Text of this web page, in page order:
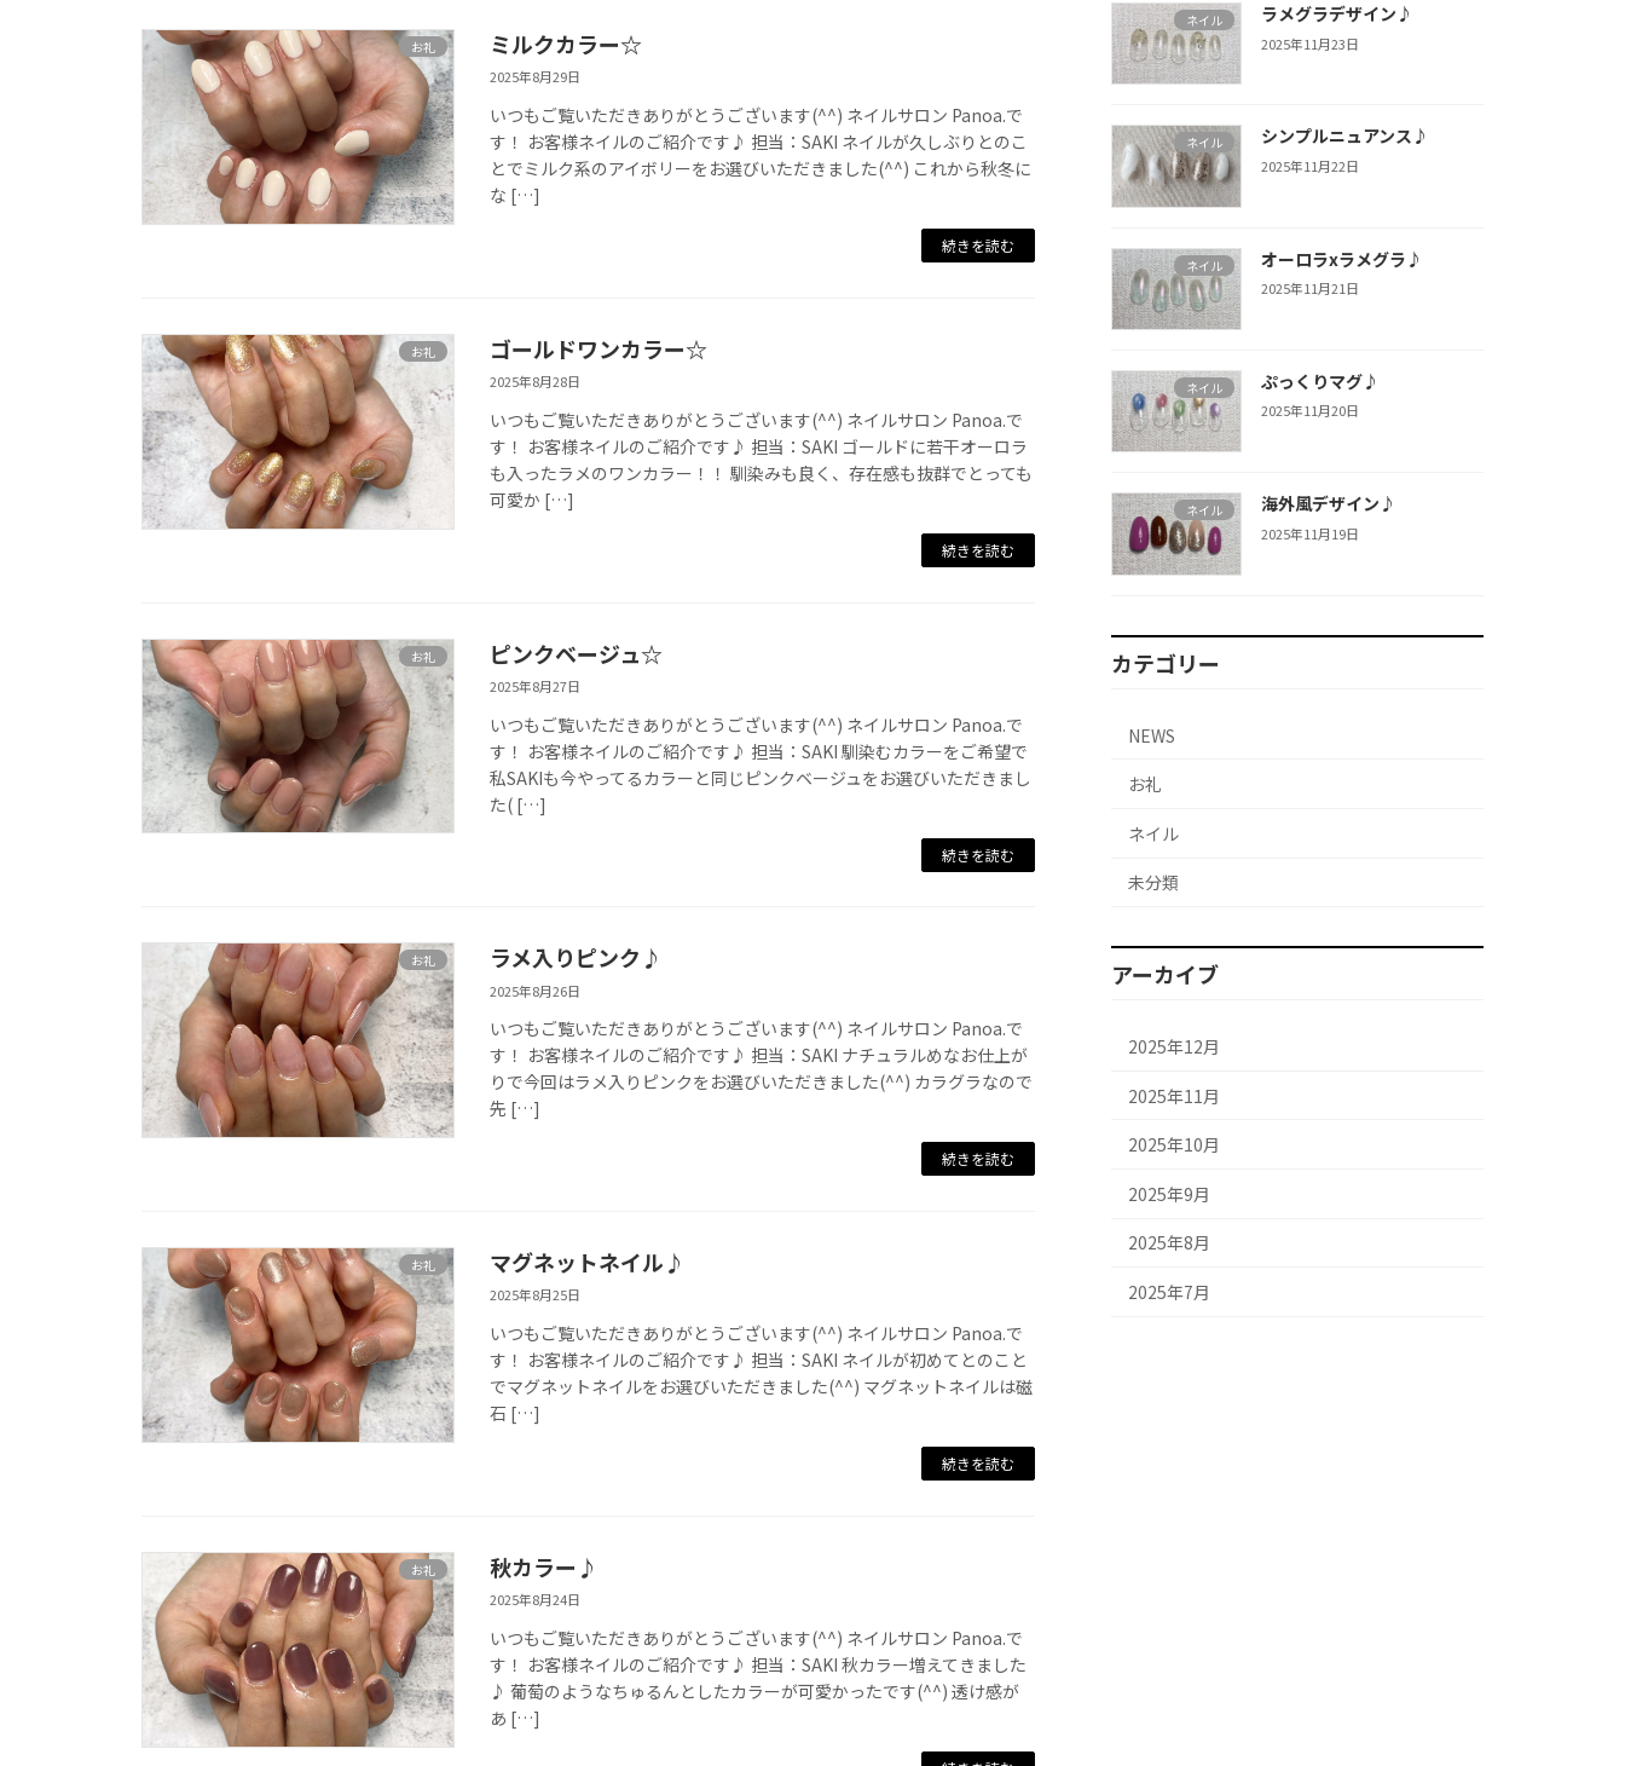
お礼 ミルクカラー☆
2025年8月29日
いつもご覧いただきありがとうございます(^^) ネイルサロン Panoa.で
す！ お客様ネイルのご紹介です♪ 担当：SAKI ネイルが久しぶりとのこ
とでミルク系のアイボリーをお選びいただきました(^^) これから秋冬に
な […]
続きを読む
お礼 ゴールドワンカラー☆
2025年8月28日
いつもご覧いただきありがとうございます(^^) ネイルサロン Panoa.で
す！ お客様ネイルのご紹介です♪ 担当：SAKI ゴールドに若干オーロラ
も入ったラメのワンカラー！！ 馴染みも良く、存在感も抜群でとっても
可愛か […]
続きを読む
お礼 ピンクベージュ☆
2025年8月27日
いつもご覧いただきありがとうございます(^^) ネイルサロン Panoa.で
す！ お客様ネイルのご紹介です♪ 担当：SAKI 馴染むカラーをご希望で
私SAKIも今やってるカラーと同じピンクベージュをお選びいただきまし
た( […]
続きを読む
お礼 ラメ入りピンク♪
2025年8月26日
いつもご覧いただきありがとうございます(^^) ネイルサロン Panoa.で
す！ お客様ネイルのご紹介です♪ 担当：SAKI ナチュラルめなお仕上が
りで今回はラメ入りピンクをお選びいただきました(^^) カラグラなので
先 […]
続きを読む
お礼 マグネットネイル♪
2025年8月25日
いつもご覧いただきありがとうございます(^^) ネイルサロン Panoa.で
す！ お客様ネイルのご紹介です♪ 担当：SAKI ネイルが初めてとのこと
でマグネットネイルをお選びいただきました(^^) マグネットネイルは磁
石 […]
続きを読む
お礼 秋カラー♪
2025年8月24日
いつもご覧いただきありがとうございます(^^) ネイルサロン Panoa.で
す！ お客様ネイルのご紹介です♪ 担当：SAKI 秋カラー増えてきました
♪ 葡萄のようなちゅるんとしたカラーが可愛かったです(^^) 透け感が
あ […]
ネイル ラメグラデザイン♪
2025年11月23日
ネイル シンプルニュアンス♪
2025年11月22日
ネイル オーロラxラメグラ♪
2025年11月21日
ネイル ぷっくりマグ♪
2025年11月20日
ネイル 海外風デザイン♪
2025年11月19日
カテゴリー
NEWS
お礼
ネイル
未分類
アーカイブ
2025年12月
2025年11月
2025年10月
2025年9月
2025年8月
2025年7月